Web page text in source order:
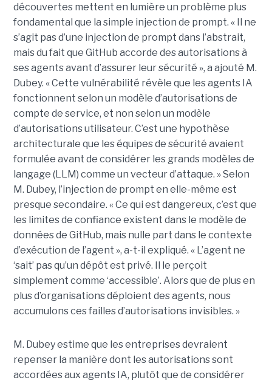
découvertes mettent en lumière un problème plus
fondamental que la simple injection de prompt. « Il ne
s’agit pas d’une injection de prompt dans l’abstrait,
mais du fait que GitHub accorde des autorisations à
ses agents avant d’assurer leur sécurité », a ajouté M.
Dubey. « Cette vulnérabilité révèle que les agents IA
fonctionnent selon un modèle d’autorisations de
compte de service, et non selon un modèle
d’autorisations utilisateur. C’est une hypothèse
architecturale que les équipes de sécurité avaient
formulée avant de considérer les grands modèles de
langage (LLM) comme un vecteur d’attaque. » Selon
M. Dubey, l’injection de prompt en elle-même est
presque secondaire. « Ce qui est dangereux, c’est que
les limites de confiance existent dans le modèle de
données de GitHub, mais nulle part dans le contexte
d’exécution de l’agent », a-t-il expliqué. « L’agent ne
‘sait’ pas qu’un dépôt est privé. Il le perçoit
simplement comme ‘accessible’. Alors que de plus en
plus d’organisations déploient des agents, nous
accumulons ces failles d’autorisations invisibles. »
M. Dubey estime que les entreprises devraient
repenser la manière dont les autorisations sont
accordées aux agents IA, plutôt que de considérer